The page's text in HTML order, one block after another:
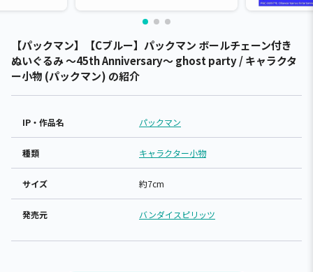
【パックマン】【Cブルー】パックマン ボールチェーン付き
ぬいぐるみ ～45th Anniversary～ ghost party / キャラクタ
ー小物 (パックマン) の紹介
IP・作品名 パックマン
種類 キャラクター小物
サイズ 約7cm
発売元 バンダイスピリッツ